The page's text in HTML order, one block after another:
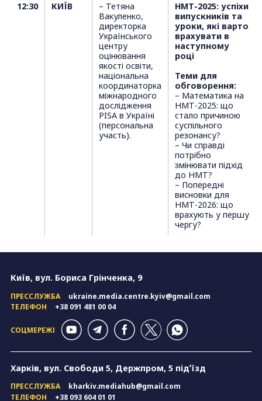
12:30
КИЇВ
– Тетяна
Вакуленко,
директорка
Українського
центру
оцінювання
якості освіти,
національна
координаторка
міжнародного
дослідження
PISA в Україні
(персональна
участь).
НМТ-2025: успіхи
випускників та
уроки, які варто
врахувати в
наступному
році
Теми для
обговорення:
– Математика на
НМТ-2025: що
стало причиною
суспільного
резонансу?
– Чи справді
потрібно
змінювати підхід
до НМТ?
– Попередні
висновки для
НМТ-2026: що
врахують у першу
чергу?
Київ, вул. Бориса Грінченка, 9
ПРЕССЛУЖБА
ukraine.media.centre.kyiv@gmail.com
ТЕЛЕФОН
+38 091 481 00 04
СОЦМЕРЕЖІ
Харків, вул. Свободи 5, Держпром, 5 підʼїзд
ПРЕССЛУЖБА
kharkiv.mediahub@gmail.com
ТЕЛЕФОН
+38 093 604 01 01